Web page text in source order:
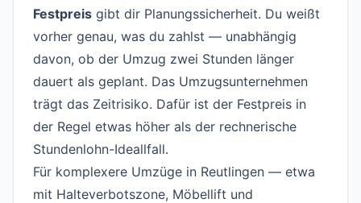
Festpreis gibt dir Planungssicherheit. Du weißt
vorher genau, was du zahlst — unabhängig
davon, ob der Umzug zwei Stunden länger
dauert als geplant. Das Umzugsunternehmen
trägt das Zeitrisiko. Dafür ist der Festpreis in
der Regel etwas höher als der rechnerische
Stundenlohn-Ideallfall.
Für komplexere Umzüge in Reutlingen — etwa
mit Halteverbotszone, Möbellift und